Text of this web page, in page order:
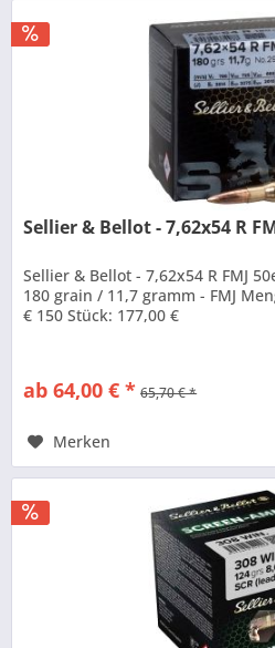
Sellier & Bellot - 7,62x54 R
Sellier & Bellot - 7,62x54 R FMJ
180 grain / 11,7 gramm - FMJ
€ 150 Stück: 177,00 €
ab 64,00 € * 65,70 € *
Merken